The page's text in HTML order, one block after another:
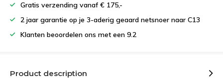
Gratis verzending vanaf € 175,-
2 jaar garantie op je 3-aderig geaard netsnoer naar C13
Klanten beoordelen ons met een 9.2
Product description